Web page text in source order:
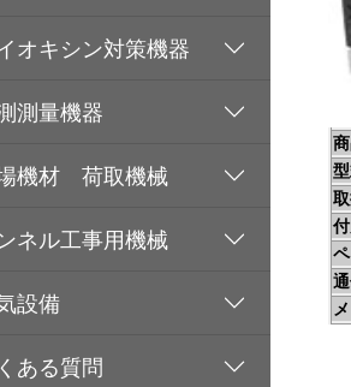
オキシン対策機器
測量機器
機材 荷取機械
ネル工事用機械
設備
ある質問